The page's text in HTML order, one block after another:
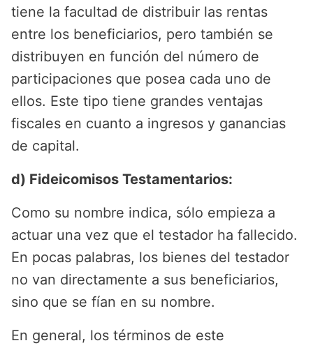
tiene la facultad de distribuir las rentas
entre los beneficiarios, pero también se
distribuyen en función del número de
participaciones que posea cada uno de
ellos. Este tipo tiene grandes ventajas
fiscales en cuanto a ingresos y ganancias
de capital.
d) Fideicomisos Testamentarios:
Como su nombre indica, sólo empieza a
actuar una vez que el testador ha fallecido.
En pocas palabras, los bienes del testador
no van directamente a sus beneficiarios,
sino que se fían en su nombre.
En general, los términos de este